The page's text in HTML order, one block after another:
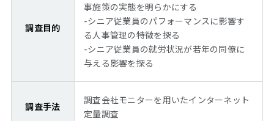
調査目的
事施策の実態を明らかにする
-シニア従業員のパフォーマンスに影響す
る人事管理の特徴を探る
-シニア従業員の就労状況が若年の同僚に
与える影響を探る
調査手法
調査会社モニターを用いたインターネット
定量調査